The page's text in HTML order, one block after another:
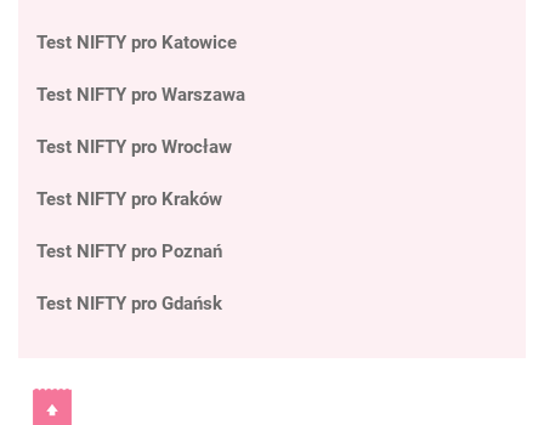
Test NIFTY pro Katowice
Test NIFTY pro Warszawa
Test NIFTY pro Wrocław
Test NIFTY pro Kraków
Test NIFTY pro Poznań
Test NIFTY pro Gdańsk